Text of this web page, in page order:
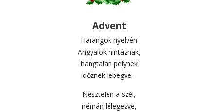
Advent
Harangok nyelvén
Angyalok hintáznak,
hangtalan pelyhek
időznek lebegve…
Nesztelen a szél,
némán lélegezve,